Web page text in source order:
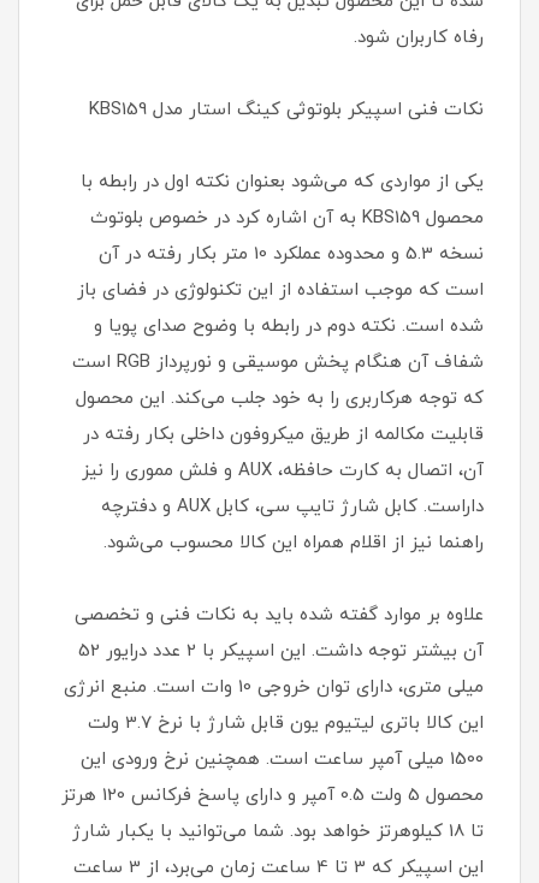
رفاه کاربران شود.
نکات فنی اسپیکر بلوتوثی کینگ استار مدل KBS159
یکی از مواردی که می‌شود بعنوان نکته اول در رابطه با
محصول KBS159 به آن اشاره کرد در خصوص بلوتوث
نسخه 5.3 و محدوده عملکرد 10 متر بکار رفته در آن
است که موجب استفاده از این تکنولوژی در فضای باز
شده است. نکته دوم در رابطه با وضوح صدای پویا و
شفاف آن هنگام پخش موسیقی و نورپرداز RGB است
که توجه هرکاربری را به خود جلب می‌کند. این محصول
قابلیت مکالمه از طریق میکروفون داخلی بکار رفته در
آن، اتصال به کارت حافظه، AUX و فلش مموری را نیز
داراست. کابل شارژ تایپ سی، کابل AUX و دفترچه
راهنما نیز از اقلام همراه این کالا محسوب می‌شود.
علاوه بر موارد گفته شده باید به نکات فنی و تخصصی
آن بیشتر توجه داشت. این اسپیکر با 2 عدد درایور 52
میلی متری، دارای توان خروجی 10 وات است. منبع انرژی
این کالا باتری لیتیوم یون قابل شارژ با نرخ 3.7 ولت
1500 میلی آمپر ساعت است. همچنین نرخ ورودی این
محصول 5 ولت 0.5 آمپر و دارای پاسخ فرکانس 120 هرتز
تا 18 کیلوهرتز خواهد بود. شما می‌توانید با یکبار شارژ
این اسپیکر که 3 تا 4 ساعت زمان می‌برد، از 3 ساعت